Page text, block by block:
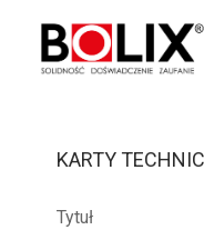
OFERTA
OKŁADZINY
KARTY
Tytuł